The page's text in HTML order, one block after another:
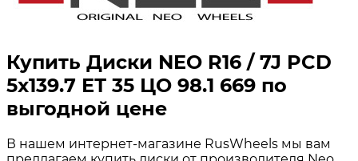
Купить Диски NEO R16 / 7J PCD
5x139.7 ЕТ 35 ЦО 98.1 669 по
выгодной цене
В нашем интернет-магазине RusWheels мы вам